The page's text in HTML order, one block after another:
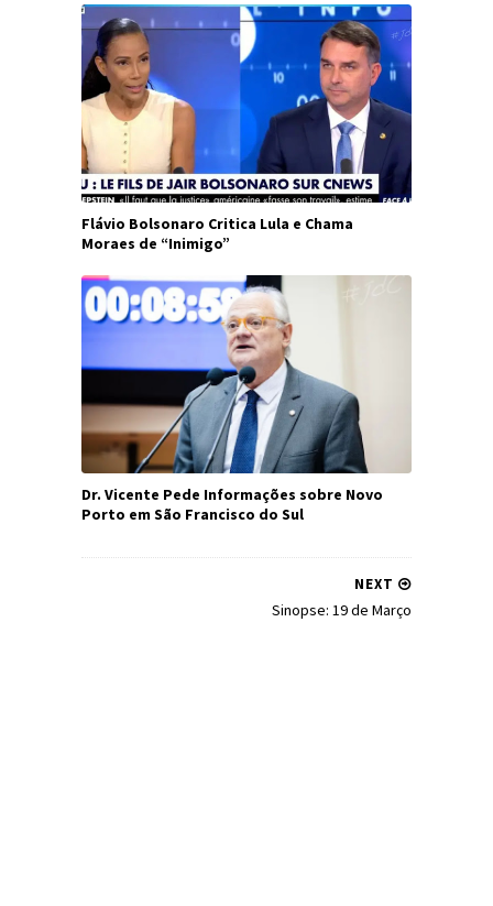
Flávio Bolsonaro Critica Lula e Chama
Moraes de “Inimigo”
Dr. Vicente Pede Informações sobre Novo
Porto em São Francisco do Sul
NEXT
Sinopse: 19 de Março